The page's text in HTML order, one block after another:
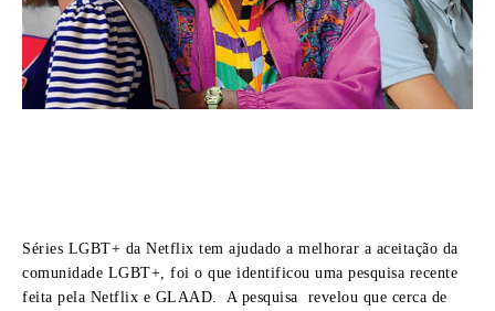
Séries LGBT+ da Netflix tem ajudado a melhorar a aceitação da
comunidade LGBT+, foi o que identificou uma pesquisa recente
feita pela Netflix e GLAAD. A pesquisa revelou que cerca de